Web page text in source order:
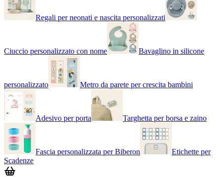
Regali per neonati e nascita personalizzati
Ciuccio personalizzato con nome Bavaglino in silicone
personalizzato Metro da parete per crescita bambini
Adesivo per porta Targhetta per borsa e zaino
Fascia personalizzata per Biberon
Etichette per
Scadenze